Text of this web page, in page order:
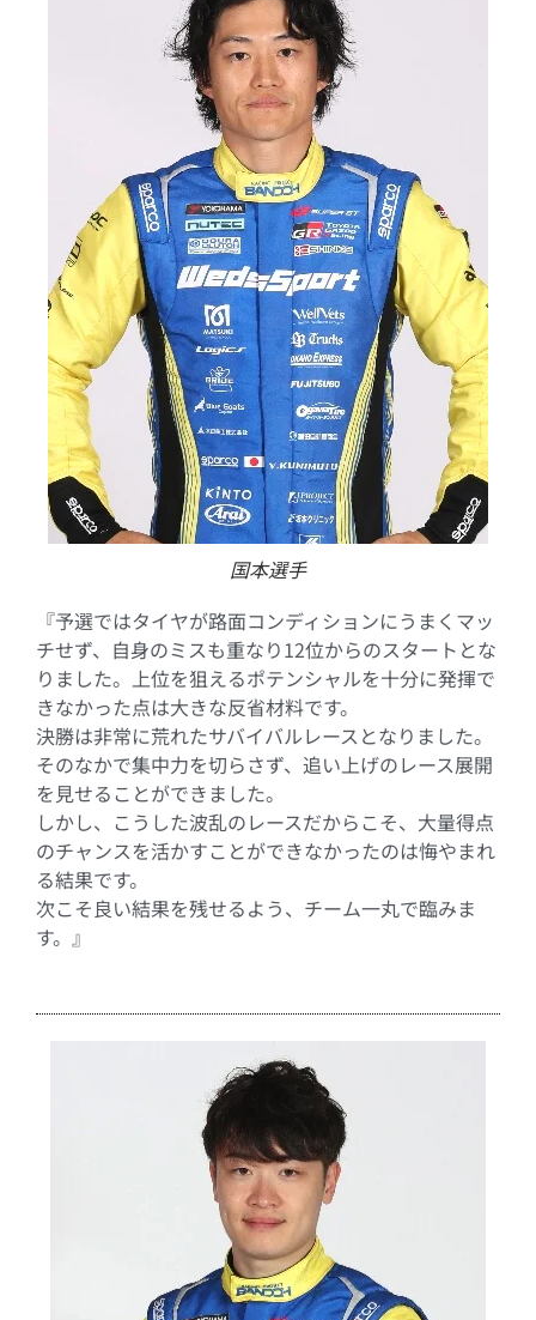
国本選手
『予選ではタイヤが路面コンディションにうまくマッ
チせず、自身のミスも重なり12位からのスタートとな
りました。上位を狙えるポテンシャルを十分に発揮で
きなかった点は大きな反省材料です。
決勝は非常に荒れたサバイバルレースとなりました。
そのなかで集中力を切らさず、追い上げのレース展開
を見せることができました。
しかし、こうした波乱のレースだからこそ、大量得点
のチャンスを活かすことができなかったのは悔やまれ
る結果です。
次こそ良い結果を残せるよう、チーム一丸で臨みま
す。』